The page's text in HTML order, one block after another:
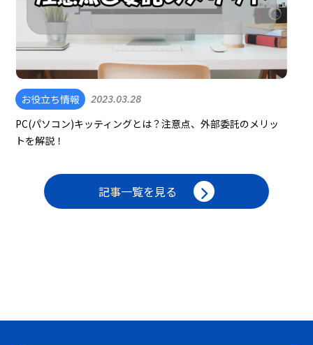
お役立ち情報 2023.03.28
PC(パソコン)キッティングとは？注意点、外部委託のメリッ
トを解説！
記事一覧を見る